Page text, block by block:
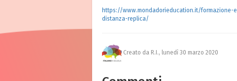
https://www.mondadorieducation.it/
distanza-replica/
Creato da R.I., lunedì 30 marzo 2020